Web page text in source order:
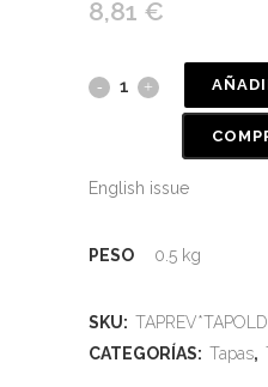
8,81 €
English issue
PESO 0.5 kg
SKU:
CATEGORÍAS: Tapas,